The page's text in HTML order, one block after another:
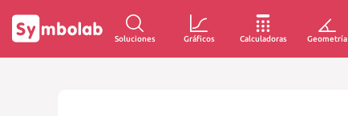
Soluciones Gráficos Calculadoras Geometría